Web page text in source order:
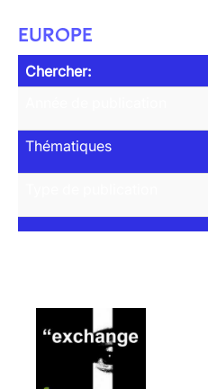
EUROPE
Chercher:
Thématiques